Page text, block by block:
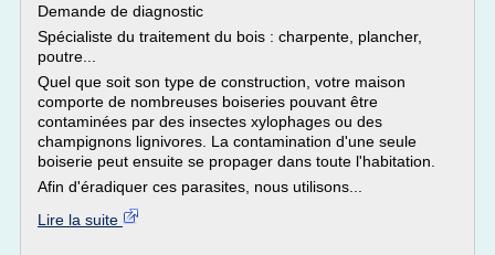
Demande de diagnostic
Spécialiste du traitement du bois : charpente, plancher,
poutre...
Quel que soit son type de construction, votre maison
comporte de nombreuses boiseries pouvant être
contaminées par des insectes xylophages ou des
champignons lignivores. La contamination d'une seule
boiserie peut ensuite se propager dans toute l'habitation.
Afin d'éradiquer ces parasites, nous utilisons...
Lire la suite